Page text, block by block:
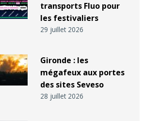
transports Fluo pour
les festivaliers
29 juillet 2026
Gironde : les
mégafeux aux portes
des sites Seveso
28 juillet 2026